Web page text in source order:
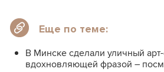
Еще по теме:
В Минске сделали уличный
вдохновляющей фразой –